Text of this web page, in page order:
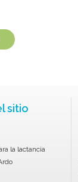
sitio
la lactancia